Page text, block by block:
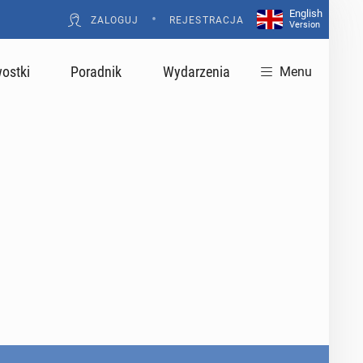
ZALOGUJ • REJESTRACJA
English
Version
Poradnik Wydarzenia Menu